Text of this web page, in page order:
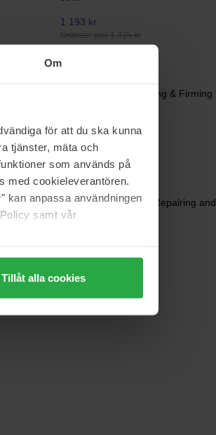
Om
för att du ska kunna
tjänster, mäta och
som används på
med cookieleverantören.
kan anpassa användningen
samt vår
Tillåt alla cookies
1 193 kr
Ordinær pris 1 325 kr
Men Wrinkle-Smoothing & Firming
675 kr
Ordinær pris 750 kr
Bio-Active Ceramide Repairing and
Plumping Moisturizer